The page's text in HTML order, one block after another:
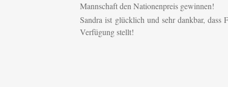
Mannschaft den Nationenpreis gewinnen!
Sandra ist glücklich und sehr dankbar, dass
Verfügung stellt!